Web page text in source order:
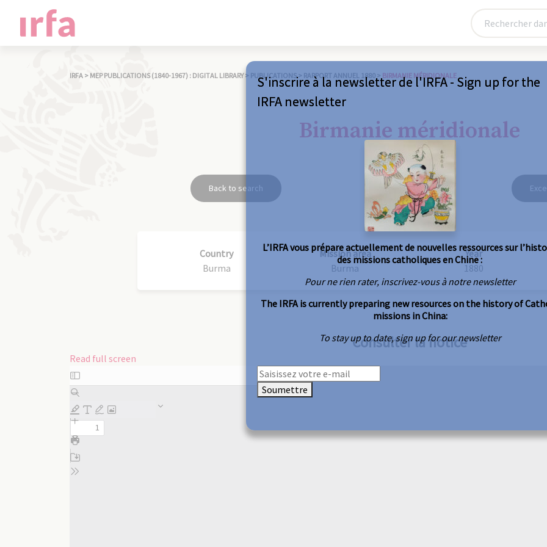
IRFA > MEP PUBLICATIONS (1840-1967) : DIGITAL LIBRARY > PUBLICATIONS > RAPPORT ANNUEL 1880 > BIRMANIE MÉRIDIONALE
Birmanie méridionale
Back to search
Country
Burma
Mission area
Burma
Year
1880
Consulter la notice
Read full screen
Skip
to
PDF
content
S'inscrire à la newsletter de l'IRFA - Sign up for the
IRFA newsletter
L’IRFA vous prépare actuellement de nouvelles ressources sur
des missions catholiques en Chine :
Pour ne rien rater, inscrivez-vous à notre newsletter
The IRFA is currently preparing new resources on the history of
missions in China:
To stay up to date, sign up for our newsletter
Soumettre